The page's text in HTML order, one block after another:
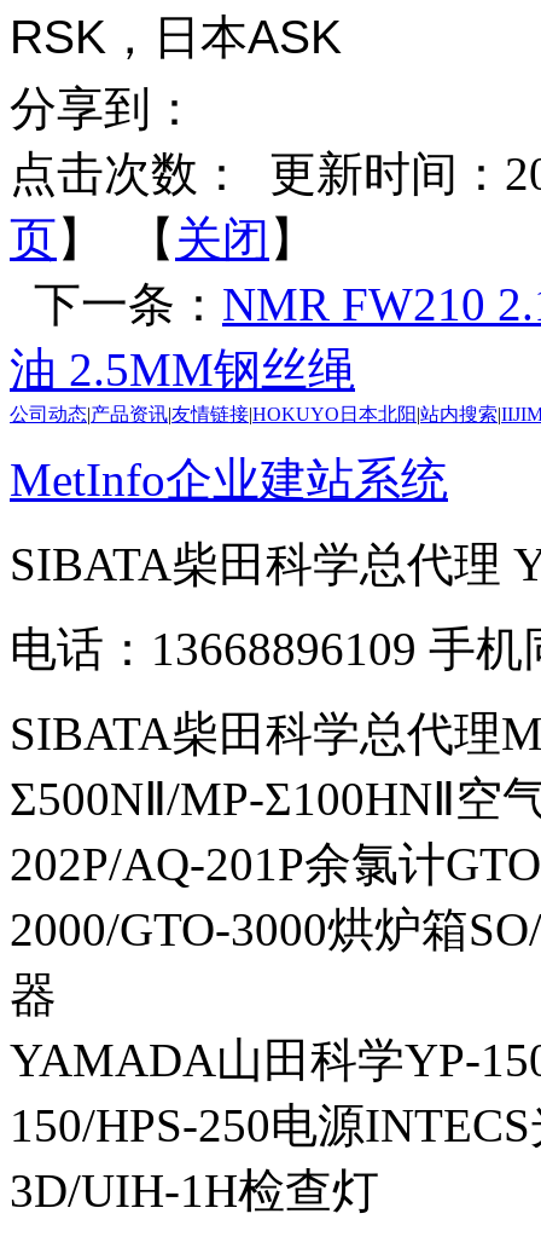
RSK，日本ASK
分享到：
点击次数：
更新时间：
页】 【 关闭 】
下一条： NMR FW210
油 2.5MM钢丝绳
公司动态 产品资讯友情链接HOKUYO日本北阳 站内搜索
MetInfo企业建站系统
SIBATA柴田科学总代理
电话：13668896109 手机
SIBATA柴田科学总代理
Σ500NⅡ/MP-Σ100HNⅡ空
202P/AQ-201P余氯计
2000/GTO-3000烘炉箱
器
YAMADA山田科学YP-
150/HPS-250电源
3D/UIH-1H检查灯